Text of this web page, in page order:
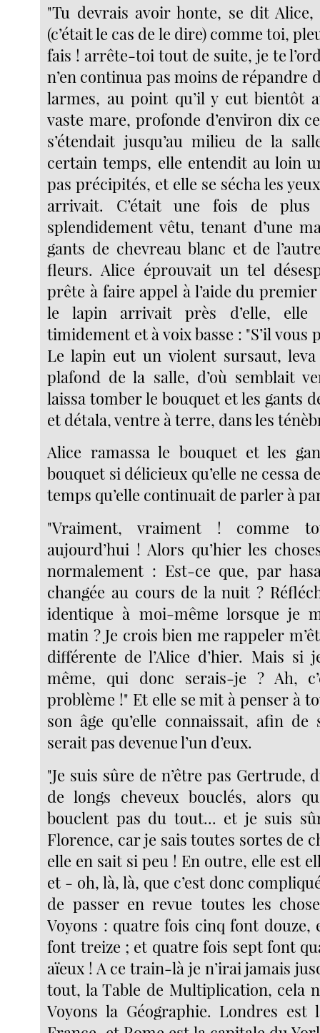
"Tu devrais avoir honte, se dit
(c’était le cas de le dire) comme toi,
fais ! arrête-toi tout de suite, je te
n’en continua pas moins de répandre
larmes, au point qu’il y eut bientôt
vaste mare, profonde d’environ dix
s’étendait jusqu’au milieu de la
certain temps, elle entendit au loin
pas précipités, et elle se sécha les
arrivait. C’était une fois de
splendidement vêtu, tenant d’une
gants de chevreau blanc et de
fleurs. Alice éprouvait un tel
prête à faire appel à l’aide du
le lapin arrivait près d’elle,
timidement et à voix basse : "S’il vous
Le lapin eut un violent sursaut,
plafond de la salle, d’où semblait
laissa tomber le bouquet et les gants
et détala, ventre à terre, dans les
Alice ramassa le bouquet et les
bouquet si délicieux qu’elle ne cessa
temps qu’elle continuait de parler à
"Vraiment, vraiment ! comme
aujourd’hui ! Alors qu’hier les
normalement : Est-ce que, par
changée au cours de la nuit ?
identique à moi-même lorsque je
matin ? Je crois bien me rappeler
différente de l’Alice d’hier. Mais si
même, qui donc serais-je ? Ah,
problème !" Et elle se mit à penser à
son âge qu’elle connaissait, afin
serait pas devenue l’un d’eux.
"Je suis sûre de n’être pas Gertrude,
de longs cheveux bouclés, alors
bouclent pas du tout... et je suis
Florence, car je sais toutes sortes de
elle en sait si peu ! En outre, elle est
et - oh, là, là, que c’est donc
de passer en revue toutes les
Voyons : quatre fois cinq font douze,
font treize ; et quatre fois sept font
aïeux ! A ce train-là je n’irai jamais
tout, la Table de Multiplication, cela
Voyons la Géographie. Londres est